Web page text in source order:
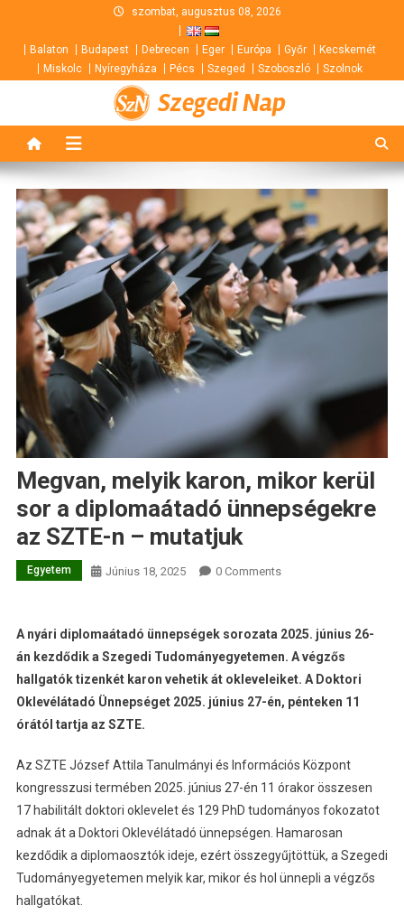
content
szombat, augusztus 08, 2026
Balaton Budapest Debrecen Eger Európa Győr
Kecskemét
Miskolc
Nyíregyháza Pécs Szeged Szoboszló Szolnok
Szegedi Nap
Megvan, melyik karon, mikor kerül
sor a diplomaátadó ünnepségekre
az SZTE-n – mutatjuk
Egyetem Június 18, 2025 0 Comments
A nyári diplomaátadó ünnepségek sorozata 2025. június 26-
án kezdődik a Szegedi Tudományegyetemen. A végzős
hallgatók tizenkét karon vehetik át okleveleiket. A Doktori
Oklevélátadó Ünnepséget 2025. június 27-én, pénteken 11
órától tartja az SZTE.
Az SZTE József Attila Tanulmányi és Információs Központ
kongresszusi termében 2025. június 27-én 11 órakor összesen
17 habilitált doktori oklevelet és 129 PhD tudományos fokozatot
adnak át a Doktori Oklevélátadó ünnepségen. Hamarosan
kezdődik a diplomaosztók ideje, ezért összegyűjtöttük, a Szegedi
Tudományegyetemen melyik kar, mikor és hol ünnepli a végzős
hallgatókat.